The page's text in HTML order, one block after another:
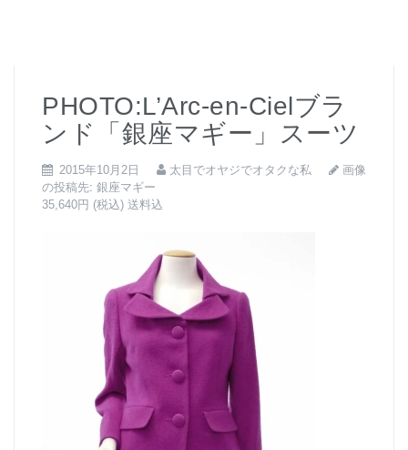
PHOTO:L’Arc-en-Cielブラ
ンド「銀座マギー」スーツ
2015年10月2日 太目でオヤジでオタクな私
画像
の投稿先: 銀座マギー
35,640円 (税込) 送料込